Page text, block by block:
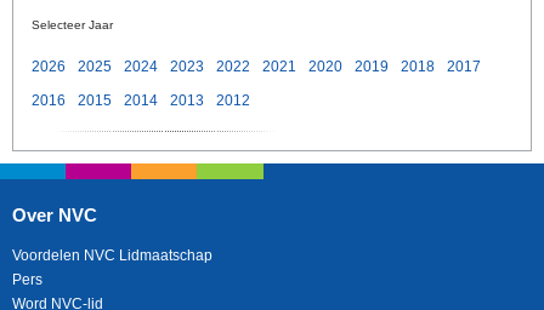
Selecteer Jaar
2026 2025 2024 2023 2022 2021 2020 2019 2018
2017
2016
2015 2014 2013 2012
Over NVC
Voordelen NVC Lidmaatschap
Pers
Word NVC-lid